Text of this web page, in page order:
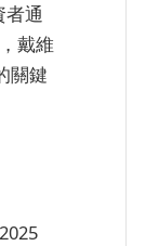
通
戴維
關鍵